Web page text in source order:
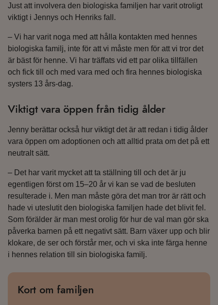
Just att involvera den biologiska familjen har varit otroligt
viktigt i Jennys och Henriks fall.
– Vi har varit noga med att hålla kontakten med hennes
biologiska familj, inte för att vi måste men för att vi tror det
är bäst för henne. Vi har träffats vid ett par olika tillfällen
och fick till och med vara med och fira hennes biologiska
systers 13 års-dag.
Viktigt vara öppen från tidig ålder
Jenny berättar också hur viktigt det är att redan i tidig ålder
vara öppen om adoptionen och att alltid prata om det på ett
neutralt sätt.
– Det har varit mycket att ta ställning till och det är ju
egentligen först om 15–20 år vi kan se vad de besluten
resulterade i. Men man måste göra det man tror är rätt och
hade vi uteslutit den biologiska familjen hade det blivit fel.
Som förälder är man mest orolig för hur de val man gör ska
påverka barnen på ett negativt sätt. Barn växer upp och blir
klokare, de ser och förstår mer, och vi ska inte färga henne
i hennes relation till sin biologiska familj.
Kort om familjen